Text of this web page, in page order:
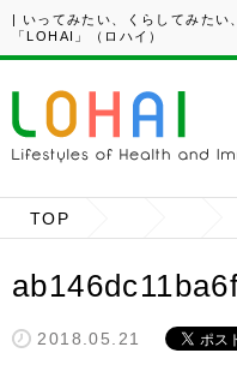
| いってみたい、くらしてみたい
「LOHAI」（ロハイ）
TOP
2018.05.21